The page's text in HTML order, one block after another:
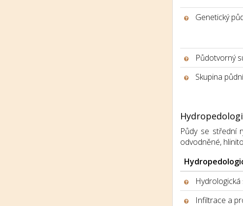
Genetický
Půdotvorný
Skupina
Půdy se střední
odvodněné,
Hydrologická
Infiltrace a